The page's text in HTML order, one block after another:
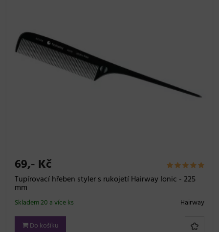
69,- Kč
Tupírovací hřeben styler s rukojetí Hairway Ionic - 225
mm
Hairway
Skladem 20 a více ks
Do košíku